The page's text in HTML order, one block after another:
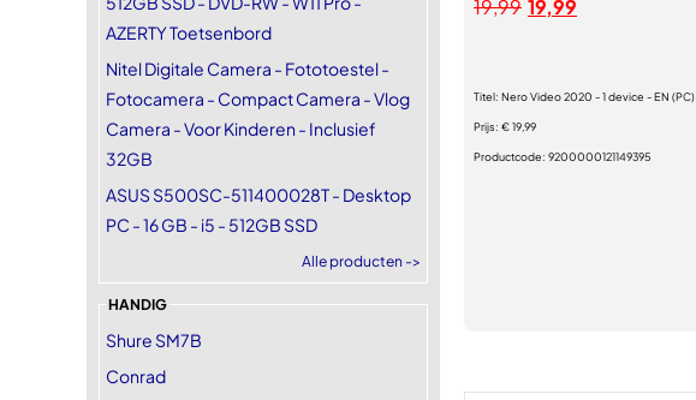
AZERTY Toetsenbord
Nitel Digitale Camera - Fototoestel -
Fotocamera - Compact Camera - Vlog
Camera - Voor Kinderen - Inclusief
32GB
ASUS S500SC-511400028T - Desktop
PC - 16 GB - i5 - 512GB SSD
Alle producten ->
HANDIG
Shure SM7B
Conrad
19,99 19,99
Titel: Nero Video 2020 - 1 device - EN (PC)
Prijs: € 19,99
Productcode: 9200000121149395